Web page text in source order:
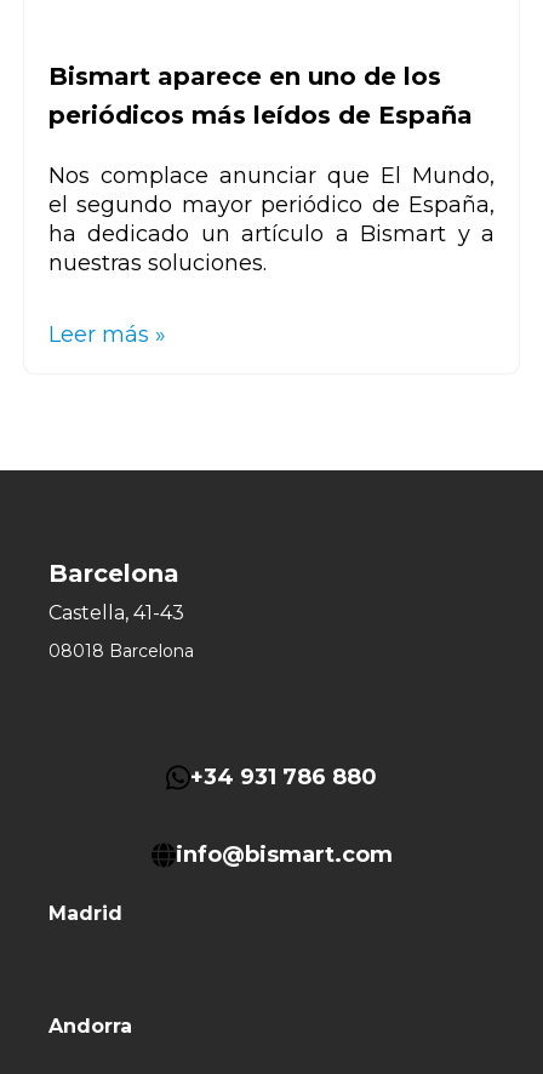
Bismart aparece en uno de los
periódicos más leídos de España
Nos complace anunciar que El Mundo,
el segundo mayor periódico de España,
ha dedicado un artículo a Bismart y a
nuestras soluciones.
Leer más »
Barcelona
Castella, 41-43
08018 Barcelona
+34 931 786 880
info@bismart.com
Madrid
Andorra